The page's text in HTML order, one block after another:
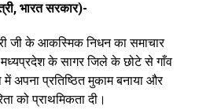
भारत सरकार)-
जी के आकस्मिक निधन का समाचार
के सागर जिले के छोटे से गाँव
अपना प्रतिष्ठित मुकाम बनाया और
को प्राथमिकता दी।